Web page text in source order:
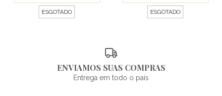
ESGOTADO ESGOTADO
ENVIAMOS SUAS COMPRAS
Entrega em todo o país